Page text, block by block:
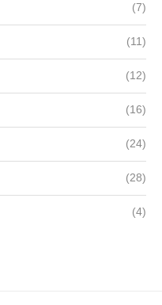
(7)
(11)
(12)
(16)
(24)
(28)
(4)